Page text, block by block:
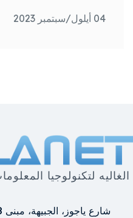
04 أيلول/سبتمبر 2023
الغاليه لتكنولوجيا